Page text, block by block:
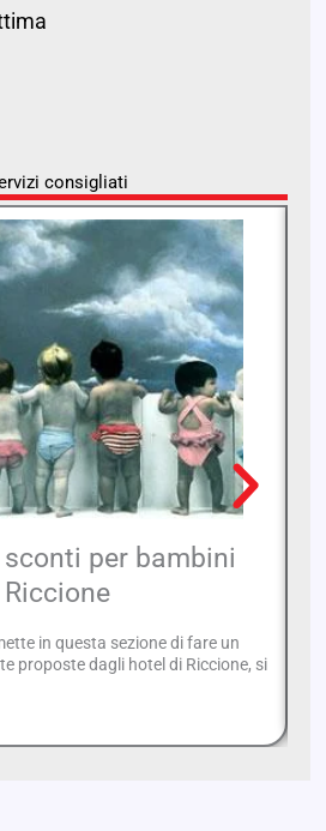
consigliati
sconti per bambini
Riccione
in questa sezione di fare un
proposte dagli hotel di Riccione, si